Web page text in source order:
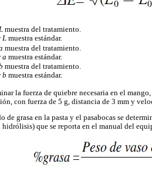
muestra del tratamiento.
L muestra estándar.
muestra del tratamiento.
a muestra estándar.
muestra del tratamiento.
b muestra estándar.
la fuerza de quiebre necesaria en el
con fuerza de 5 g, distancia de 3 mm y
de grasa en la pasta y el pasabocas se
hidrólisis) que se reporta en el manual del